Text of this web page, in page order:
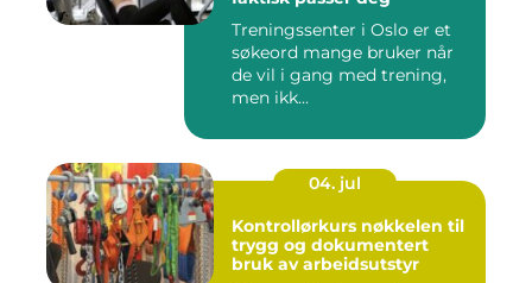
Treningssenter i Oslo er et
søkeord mange bruker når
de vil i gang med trening,
men ikk...
04. jul
Kontrollørkurs nøkkelen til
trygg og dokumentert
bruk av arbeidsutstyr